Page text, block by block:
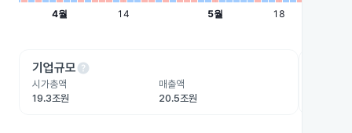
기업규모help
시가총액
19.3조원
매출액
20.5조원